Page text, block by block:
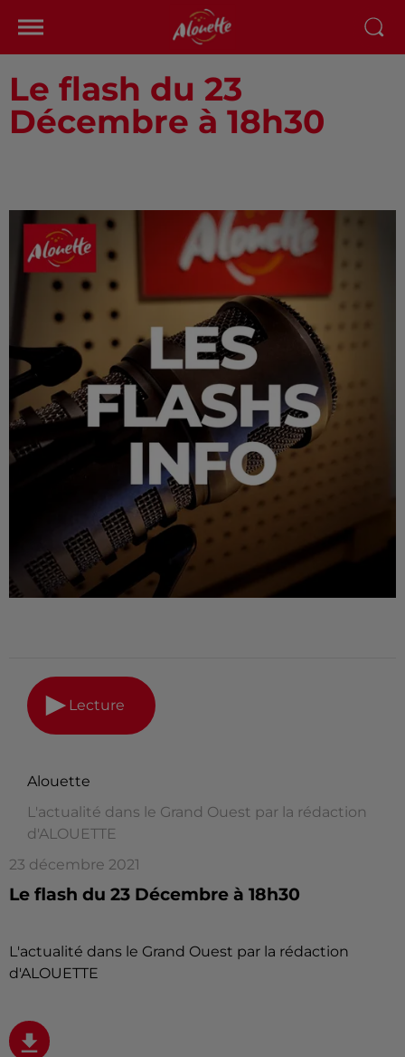
Le flash du 23
Décembre à 18h30
Lecture
Alouette
L'actualité dans le Grand Ouest par la rédaction
d'ALOUETTE
23 décembre 2021
Le flash du 23 Décembre à 18h30
L'actualité dans le Grand Ouest par la rédaction
d'ALOUETTE